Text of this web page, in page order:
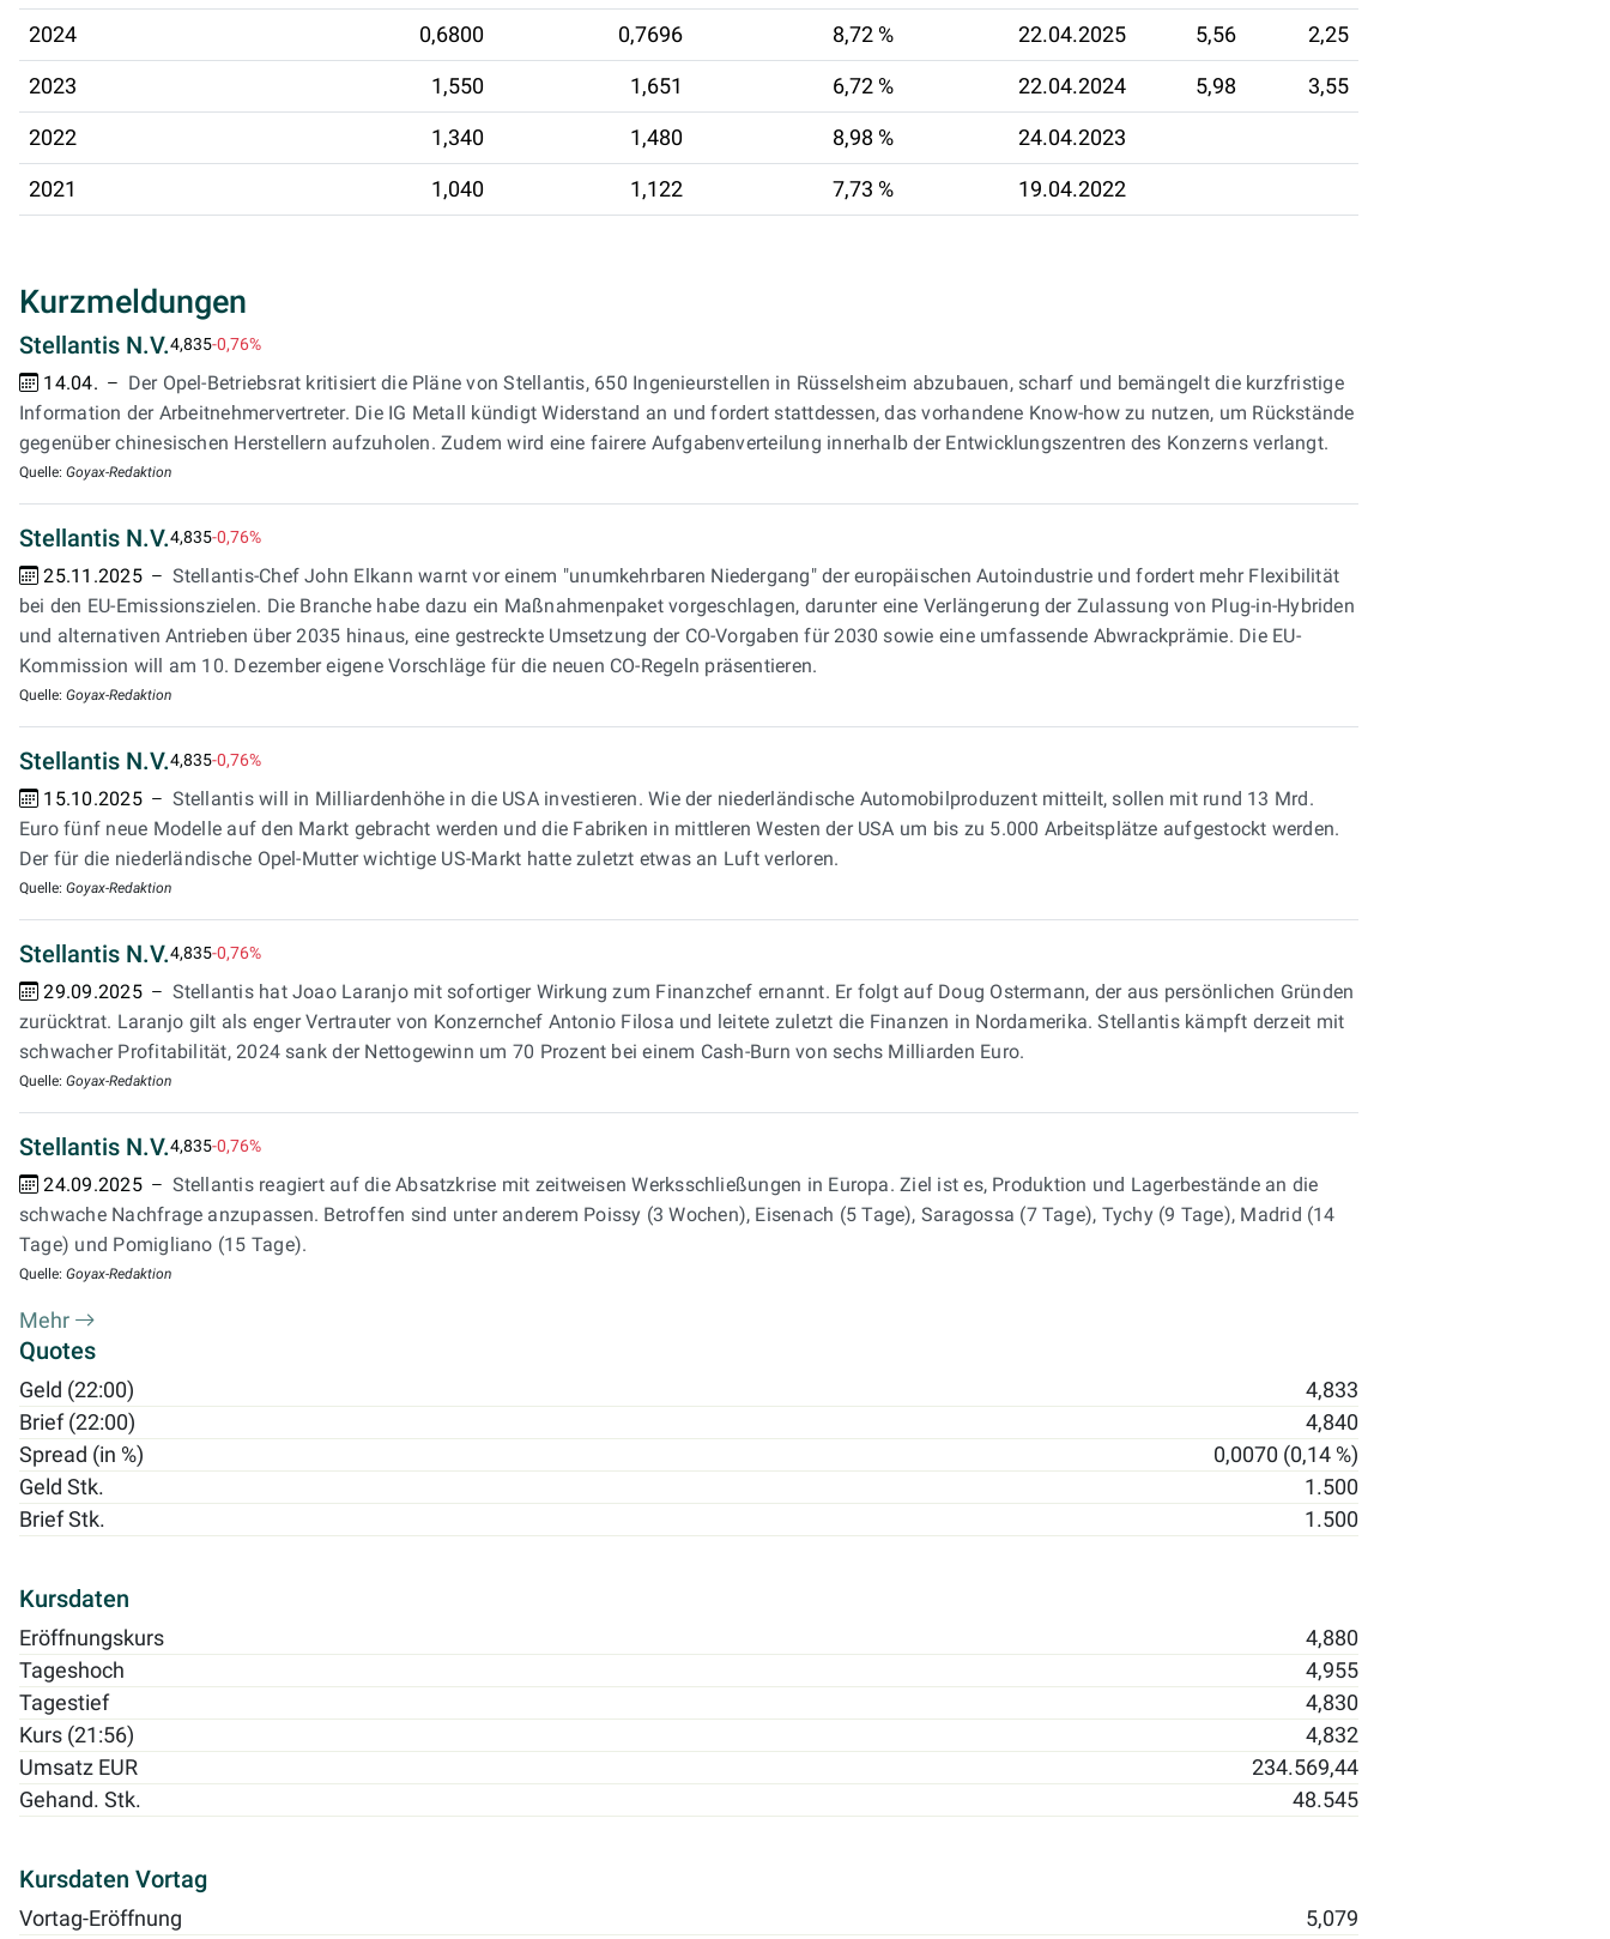
2024 0,6800 0,7696 8,72 % 22.04.2025 5,56 2,25
2023 1,550 1,651 6,72 % 22.04.2024 5,98 3,55
2022 1,340 1,480 8,98 % 24.04.2023
2021 1,040 1,122 7,73 % 19.04.2022
Kurzmeldungen
Stellantis N.V.4,835-0,76%
14.04.
Der Opel-Betriebsrat kritisiert die Pläne von Stellantis, 650 Ingenieurstellen in Rüsselsheim abzubauen, scharf und bemängelt die kurzfristige
Information der Arbeitnehmervertreter. Die IG Metall kündigt Widerstand an und fordert stattdessen, das vorhandene Know-how zu nutzen, um Rückstände
gegenüber chinesischen Herstellern aufzuholen. Zudem wird eine fairere Aufgabenverteilung innerhalb der Entwicklungszentren des Konzerns verlangt.
Quelle: Goyax-Redaktion
Stellantis N.V.4,835-0,76%
25.11.2025
Stellantis-Chef John Elkann warnt vor einem "unumkehrbaren Niedergang" der europäischen Autoindustrie und fordert mehr Flexibilität
bei den EU-Emissionszielen. Die Branche habe dazu ein Maßnahmenpaket vorgeschlagen, darunter eine Verlängerung der Zulassung von Plug-in-Hybriden
und alternativen Antrieben über 2035 hinaus, eine gestreckte Umsetzung der CO-Vorgaben für 2030 sowie eine umfassende Abwrackprämie. Die EU-
Kommission will am 10. Dezember eigene Vorschläge für die neuen CO-Regeln präsentieren.
Quelle: Goyax-Redaktion
Stellantis N.V.4,835-0,76%
15.10.2025
Stellantis will in Milliardenhöhe in die USA investieren. Wie der niederländische Automobilproduzent mitteilt, sollen mit rund 13 Mrd.
Euro fünf neue Modelle auf den Markt gebracht werden und die Fabriken in mittleren Westen der USA um bis zu 5.000 Arbeitsplätze aufgestockt werden.
Der für die niederländische Opel-Mutter wichtige US-Markt hatte zuletzt etwas an Luft verloren.
Quelle: Goyax-Redaktion
Stellantis N.V.4,835-0,76%
29.09.2025
Stellantis hat Joao Laranjo mit sofortiger Wirkung zum Finanzchef ernannt. Er folgt auf Doug Ostermann, der aus persönlichen Gründen
zurücktrat. Laranjo gilt als enger Vertrauter von Konzernchef Antonio Filosa und leitete zuletzt die Finanzen in Nordamerika. Stellantis kämpft derzeit mit
schwacher Profitabilität, 2024 sank der Nettogewinn um 70 Prozent bei einem Cash-Burn von sechs Milliarden Euro.
Quelle: Goyax-Redaktion
Stellantis N.V.4,835-0,76%
24.09.2025
Stellantis reagiert auf die Absatzkrise mit zeitweisen Werksschließungen in Europa. Ziel ist es, Produktion und Lagerbestände an die
schwache Nachfrage anzupassen. Betroffen sind unter anderem Poissy (3 Wochen), Eisenach (5 Tage), Saragossa (7 Tage), Tychy (9 Tage), Madrid (14
Tage) und Pomigliano (15 Tage).
Quelle: Goyax-Redaktion
Mehr
Quotes
Geld (22:00)
4,833
Brief (22:00)
4,840
Spread (in %)
0,0070 (0,14 %)
Geld Stk.
1.500
Brief Stk.
1.500
Kursdaten
Eröffnungskurs
4,880
Tageshoch
4,955
Tagestief
4,830
Kurs (21:56)
4,832
Umsatz EUR
234.569,44
Gehand. Stk.
48.545
Kursdaten Vortag
Vortag-Eröffnung
5,079